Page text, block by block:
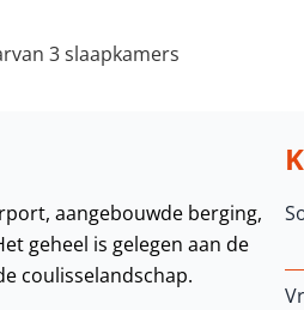
3 slaapkamers
aangebouwde berging,
geheel is gelegen aan de
coulisselandschap.